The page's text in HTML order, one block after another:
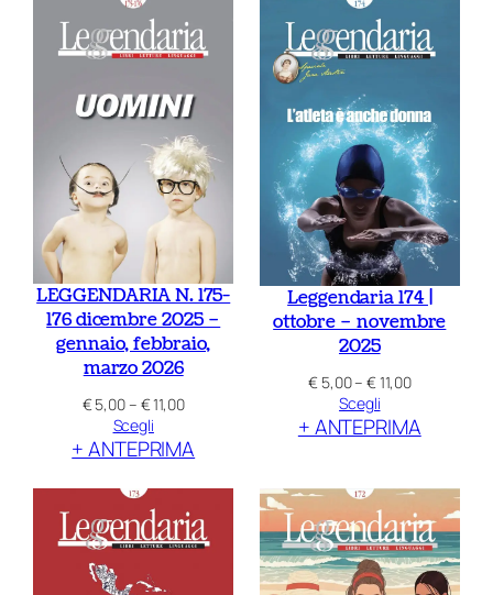
€ 11,00
a
€ 11,00
LEGGENDARIA N. 175-
176 dicembre 2025 –
gennaio, febbraio,
marzo 2026
€5,00– €11,00Fascia
prezzo:
da
€ 5,00
a
€ 11,00
Scegli
+ ANTEPRIMA
Leggendaria 174 |
ottobre – novembre
2025
€5,00– €11,00Fascia
prezzo:
da
a
€ 11,00
Scegli
+ ANTEPRIMA